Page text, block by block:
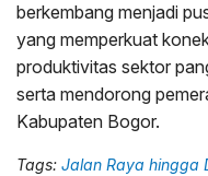
berkembang menjadi
yang memperkuat
produktivitas sektor
serta mendorong
Kabupaten Bogor.
Tags: Jalan Raya hingga